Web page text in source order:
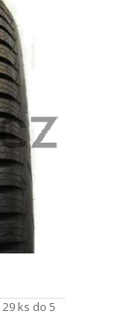
29 ks do 5